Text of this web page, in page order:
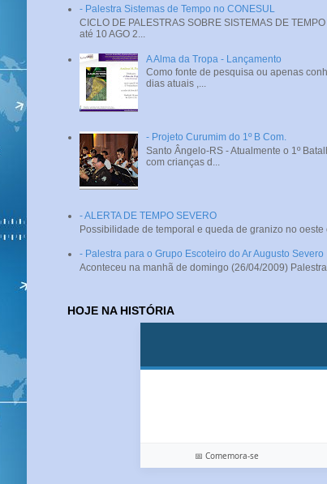
- Palestra Sistemas de Tempo no CONESUL
CICLO DE PALESTRAS SOBRE SISTEMAS DE
até 10 AGO 2...
A Alma da Tropa - Lançamento
Como fonte de pesquisa ou apenas
dias atuais ,...
- Projeto Curumim do 1º B Com.
Santo Ângelo-RS - Atualmente o 1º
com crianças d...
- ALERTA DE TEMPO SEVERO
Possibilidade de temporal e queda de granizo no
- Palestra para o Grupo Escoteiro do Ar Augusto Severo
Aconteceu na manhã de domingo (26/04/2009)
HOJE NA HISTÓRIA
📅 Comemora-se